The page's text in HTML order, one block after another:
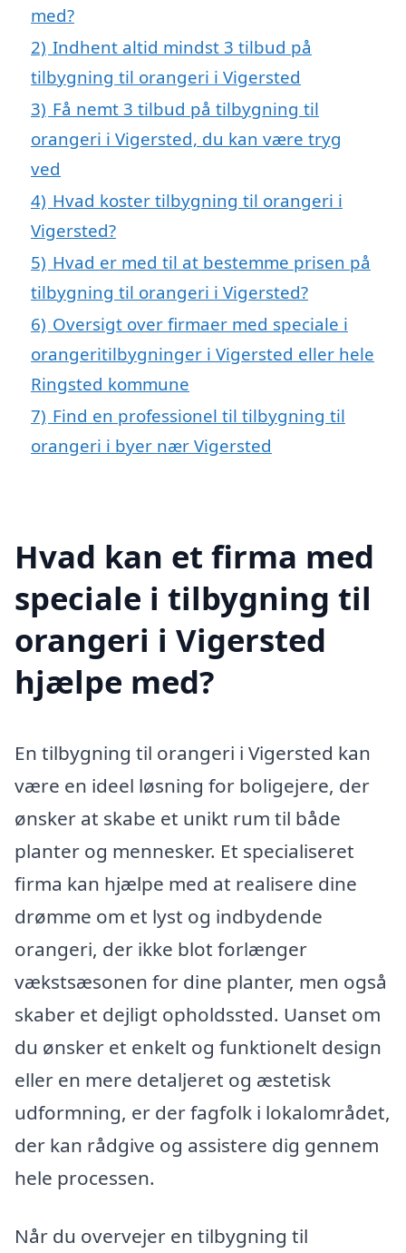
med?
2) Indhent altid mindst 3 tilbud på
tilbygning til orangeri i Vigersted
3) Få nemt 3 tilbud på tilbygning til
orangeri i Vigersted, du kan være tryg
ved
4) Hvad koster tilbygning til orangeri i
Vigersted?
5) Hvad er med til at bestemme prisen på
tilbygning til orangeri i Vigersted?
6) Oversigt over firmaer med speciale i
orangeritilbygninger i Vigersted eller hele
Ringsted kommune
7) Find en professionel til tilbygning til
orangeri i byer nær Vigersted
Hvad kan et firma med
speciale i tilbygning til
orangeri i Vigersted
hjælpe med?
En tilbygning til orangeri i Vigersted kan
være en ideel løsning for boligejere, der
ønsker at skabe et unikt rum til både
planter og mennesker. Et specialiseret
firma kan hjælpe med at realisere dine
drømme om et lyst og indbydende
orangeri, der ikke blot forlænger
vækstsæsonen for dine planter, men også
skaber et dejligt opholdssted. Uanset om
du ønsker et enkelt og funktionelt design
eller en mere detaljeret og æstetisk
udformning, er der fagfolk i lokalområdet,
der kan rådgive og assistere dig gennem
hele processen.
Når du overvejer en tilbygning til